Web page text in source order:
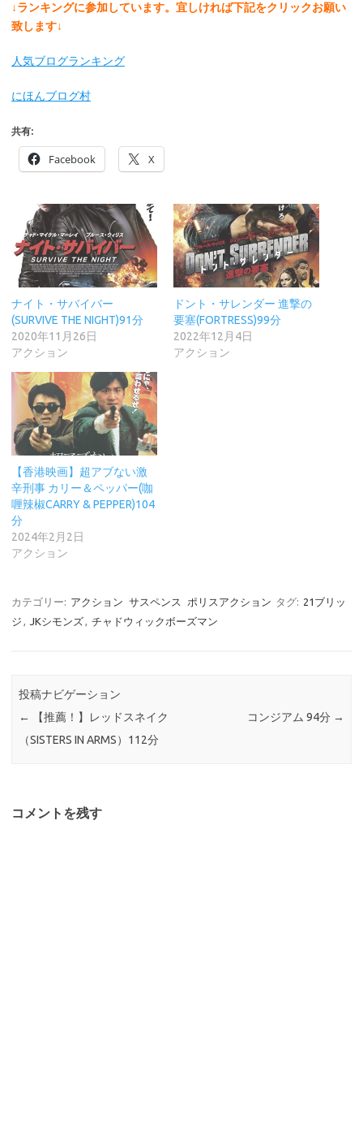
↓ランキングに参加しています。宜しければ下記をクリックお願い
致します↓
人気ブログランキング
にほんブログ村
共有:
Facebook X
ナイト・サバイバー
(SURVIVE THE NIGHT)91分
2020年11月26日
アクション
ドント・サレンダー 進撃の
要塞(FORTRESS)99分
2022年12月4日
アクション
【香港映画】超アブない激
辛刑事 カリー＆ペッパー(咖
喱辣椒CARRY & PEPPER)104
分
2024年2月2日
アクション
カテゴリー: アクション サスペンス ポリスアクション タグ: 21ブリッ
ジ , JKシモンズ, チャドウィックボーズマン
投稿ナビゲーション
←
【推薦！】レッドスネイク
（SISTERS IN ARMS）112分
コンジアム 94分 →
コメントを残す